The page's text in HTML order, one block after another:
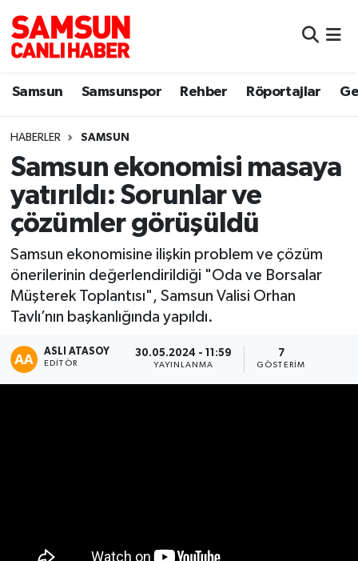
Samsun Samsunspor Rehber Röportajlar
HABERLER SAMSUN
Samsun ekonomisi masaya
yatırıldı: Sorunlar ve
çözümler görüşüldü
Samsun ekonomisine ilişkin problem ve çözüm
önerilerinin değerlendirildiği "Oda ve Borsalar
Müşterek Toplantısı", Samsun Valisi Orhan
Tavlı’nın başkanlığında yapıldı.
ASLI ATASOY
EDITÖR
30.05.2024 - 11:59
YAYINLANMA
7
GÖSTERIM
Samsun
Sokak Röportajları
Genel
Dünya
Sağlık
Yemek
Manşet Haberi
Samsun Nöbetçi Eczaneler
Samsun Hava Durumu
Samsun Namaz Vakitleri
Samsun Trafik Yoğunluk Haritası
Süper Lig Puan Durumu ve Fikstür
Son Dakika Haberleri
Haber Arşivi